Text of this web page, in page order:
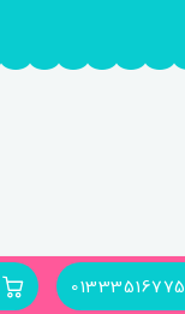
01333516775